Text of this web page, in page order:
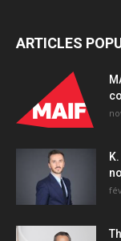
ARTICLES